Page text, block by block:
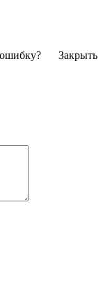
Закрыть